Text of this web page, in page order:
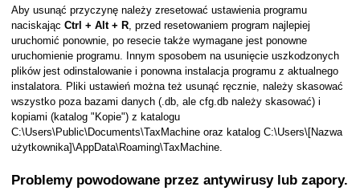
Aby usunąć przyczynę należy zresetować ustawienia programu
naciskając Ctrl + Alt + R, przed resetowaniem program najlepiej
uruchomić ponownie, po resecie także wymagane jest ponowne
uruchomienie programu. Innym sposobem na usunięcie uszkodzonych
plików jest odinstalowanie i ponowna instalacja programu z aktualnego
instalatora. Pliki ustawień można też usunąć ręcznie, należy skasować
wszystko poza bazami danych (.db, ale cfg.db należy skasować) i
kopiami (katalog "Kopie") z katalogu
C:\Users\Public\Documents\TaxMachine oraz katalog C:\Users\[Nazwa
użytkownika]\AppData\Roaming\TaxMachine.
Problemy powodowane przez antywirusy lub zapory.